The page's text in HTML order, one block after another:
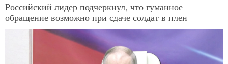
Российский лидер подчеркнул, что гуманное
обращение возможно при сдаче солдат в плен